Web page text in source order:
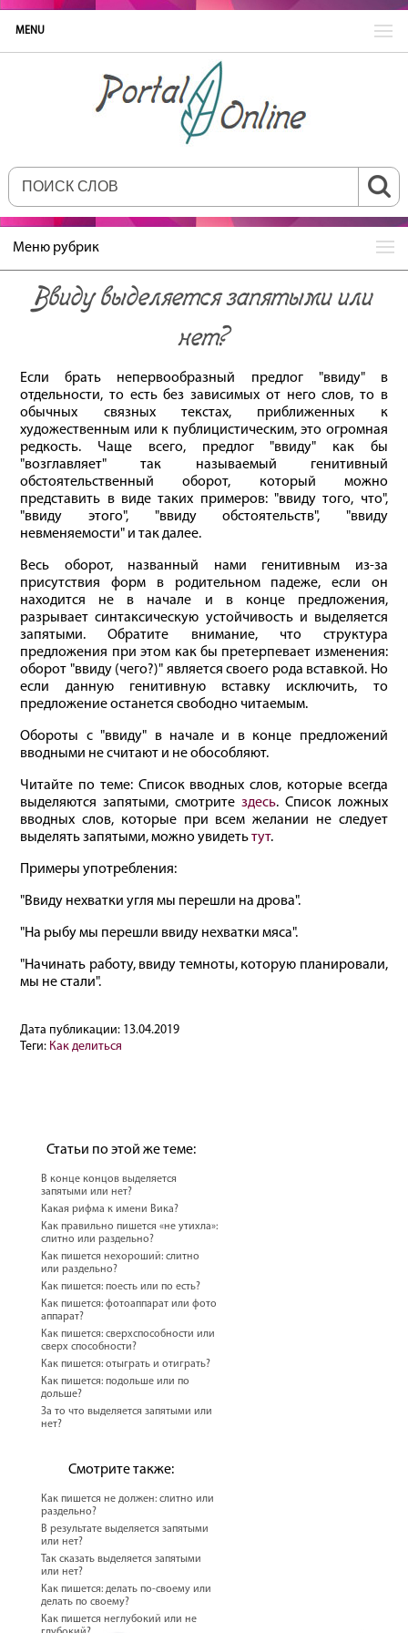
MENU
Меню рубрик
Ввиду выделяется запятыми или
нет?
Если брать непервообразный предлог "ввиду" в
отдельности, то есть без зависимых от него слов, то в
обычных связных текстах, приближенных к
художественным или к публицистическим, это огромная
редкость. Чаще всего, предлог "ввиду" как бы
"возглавляет" так называемый генитивный
обстоятельственный оборот, который можно
представить в виде таких примеров: "ввиду того, что",
"ввиду этого", "ввиду обстоятельств", "ввиду
невменяемости" и так далее.
Весь оборот, названный нами генитивным из-за
присутствия форм в родительном падеже, если он
находится не в начале и в конце предложения,
разрывает синтаксическую устойчивость и выделяется
запятыми. Обратите внимание, что структура
предложения при этом как бы претерпевает изменения:
оборот "ввиду (чего?)" является своего рода вставкой. Но
если данную генитивную вставку исключить, то
предложение останется свободно читаемым.
Обороты с "ввиду" в начале и в конце предложений
вводными не считают и не обособляют.
Читайте по теме: Список вводных слов, которые всегда
выделяются запятыми, смотрите здесь. Список ложных
вводных слов, которые при всем желании не следует
выделять запятыми, можно увидетьтут.
Примеры употребления:
"Ввиду нехватки угля мы перешли на дрова".
"На рыбу мы перешли ввиду нехватки мяса".
"Начинать работу, ввиду темноты, которую планировали,
мы не стали".
Дата публикации: 13.04.2019
Теги: Как делиться
Статьи по этой же теме:
В конце концов выделяется
запятыми или нет?
Какая рифма к имени Вика?
Как правильно пишется «не утихла»:
слитно или раздельно?
Как пишется нехороший: слитно
или раздельно?
Как пишется: поесть или по есть?
Как пишется: фотоаппарат или фото
аппарат?
Как пишется: сверхспособности или
сверх способности?
Как пишется: отыграть и отиграть?
Как пишется: подольше или по
дольше?
За то что выделяется запятыми или
нет?
Смотрите также:
Как пишется не должен: слитно или
раздельно?
В результате выделяется запятыми
или нет?
Так сказать выделяется запятыми
или нет?
Как пишется: делать по-своему или
делать по своему?
Как пишется неглубокий или не